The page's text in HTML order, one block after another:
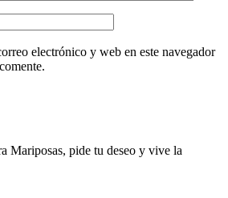
electrónico y web en este navegador
pide tu deseo y vive la